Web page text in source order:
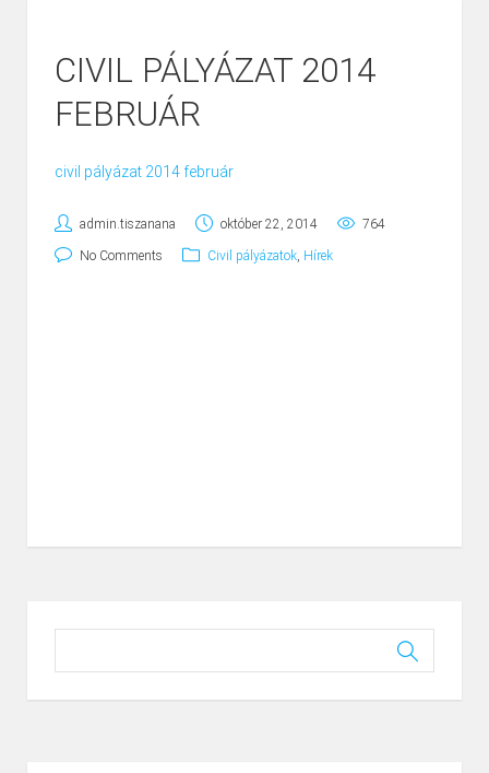
CIVIL PÁLYÁZAT 2014
FEBRUÁR
civil pályázat 2014 február
admin.tiszanana október 22, 2014 764
No Comments Civil pályázatok, Hírek